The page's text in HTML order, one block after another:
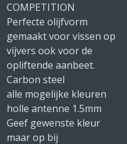
COMPETITION
Perfecte olijfvorm
gemaakt voor vissen op
vijvers ook voor de
opliftende aanbeet.
Carbon steel
alle mogelijke kleuren
holle antenne 1.5mm
Geef gewenste kleur
maar op bij